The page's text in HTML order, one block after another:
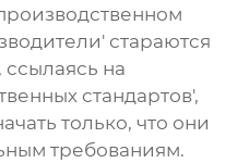
стараются
ссылаясь на
стандартов',
только, что они
требованиям.